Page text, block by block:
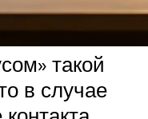
такой
в случае